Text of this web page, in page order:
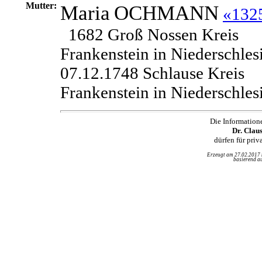
Mutter: Maria OCHMANN
1682 Groß Nossen Kreis
Frankenstein in
07.12.1748 Schlause Kreis
Frankenstein in
Die
Dr.
dürfen für
Erzeugt am
basierend